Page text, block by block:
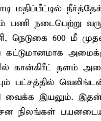
மதிப்பீட்டில்
பணி நடைபெற்று
நெடுகை 600 மீ
கட்டுமானமாக
கான்கிரீட் தளம்
பட்சத்தில்
இயலும். இதன்
நிலங்கள்